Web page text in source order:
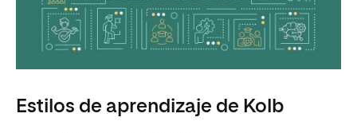
Estilos de aprendizaje de Kolb